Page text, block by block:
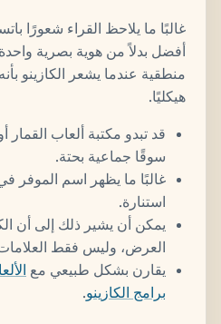
غالبًا ما يلاحظ القراء شعورًا
أفضل بدلاً من هوية بصرية
منطقية عندما يشعر الكازينو
هيكليًا.
قد تبدو مكتبة ألعاب
سوقًا جماعية بحتة.
غالبًا ما يظهر اسم الموفر في
استنارة.
يمكن أن يشير ذلك إلى أن
العرض، وليس فقط العلامات
يقارن بشكل طبيعي مع
برامج الكازينو.